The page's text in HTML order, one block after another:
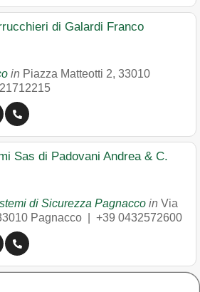
di Galardi Franco
in Piazza Matteotti 2, 33010
Sas di Padovani Andrea & C.
di Sicurezza Pagnacco in Via
Pagnacco +39 0432572600